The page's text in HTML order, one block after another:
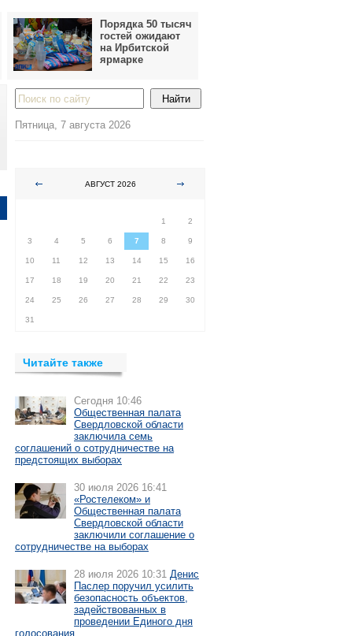
Порядка 50 тысяч
гостей ожидают
на Ирбитской
ярмарке
Пятница, 7 августа 2026
АВГУСТ 2026
1
2
3 4 5 6 7 8 9
10 11 12 13 14 15 16
17 18 19 20 21 22 23
24 25 26 27 28 29 30
31
Читайте также
Сегодня 10:46
Общественная палата
Свердловской области
заключила семь
соглашений о сотрудничестве на
предстоящих выборах
30 июля 2026 16:41
«Ростелеком» и
Общественная палата
Свердловской области
заключили соглашение о
сотрудничестве на выборах
28 июля 2026 10:31 Денис
Паслер поручил усилить
безопасность объектов,
задействованных в
проведении Единого дня
голосования